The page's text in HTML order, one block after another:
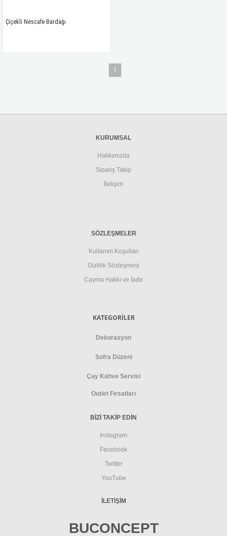
Çiçekli Nescafe Bardağı
1
KURUMSAL
Hakkımızda
Sipariş Takip
İletişim
SÖZLEŞMELER
Kullanım Koşulları
Gizlilik Sözleşmesi
Cayma Hakkı ve İade
KATEGORİLER
Dekorasyon
Sofra Düzeni
Çay Kahve Servisi
Outlet Fırsatları
BİZİ TAKİP EDİN
Instagram
Facebook
Twitter
YouTube
İLETIŞIM
BUCONCEPT